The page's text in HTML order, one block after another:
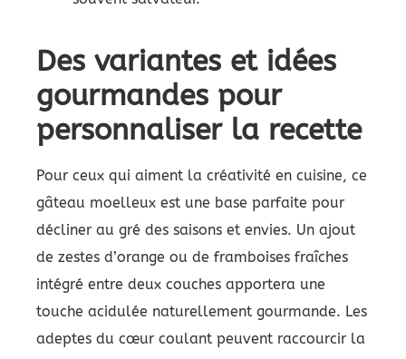
Des variantes et idées
gourmandes pour
personnaliser la recette
Pour ceux qui aiment la créativité en cuisine, ce
gâteau moelleux est une base parfaite pour
décliner au gré des saisons et envies. Un ajout
de zestes d’orange ou de framboises fraîches
intégré entre deux couches apportera une
touche acidulée naturellement gourmande. Les
adeptes du cœur coulant peuvent raccourcir la